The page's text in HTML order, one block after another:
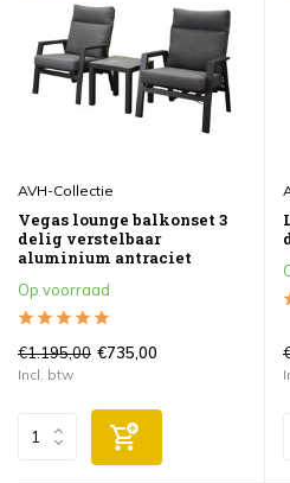
AVH-Collectie
Vegas lounge balkonset 3
delig verstelbaar
aluminium antraciet
Op voorraad
€1.195,00 €735,00
Incl. btw